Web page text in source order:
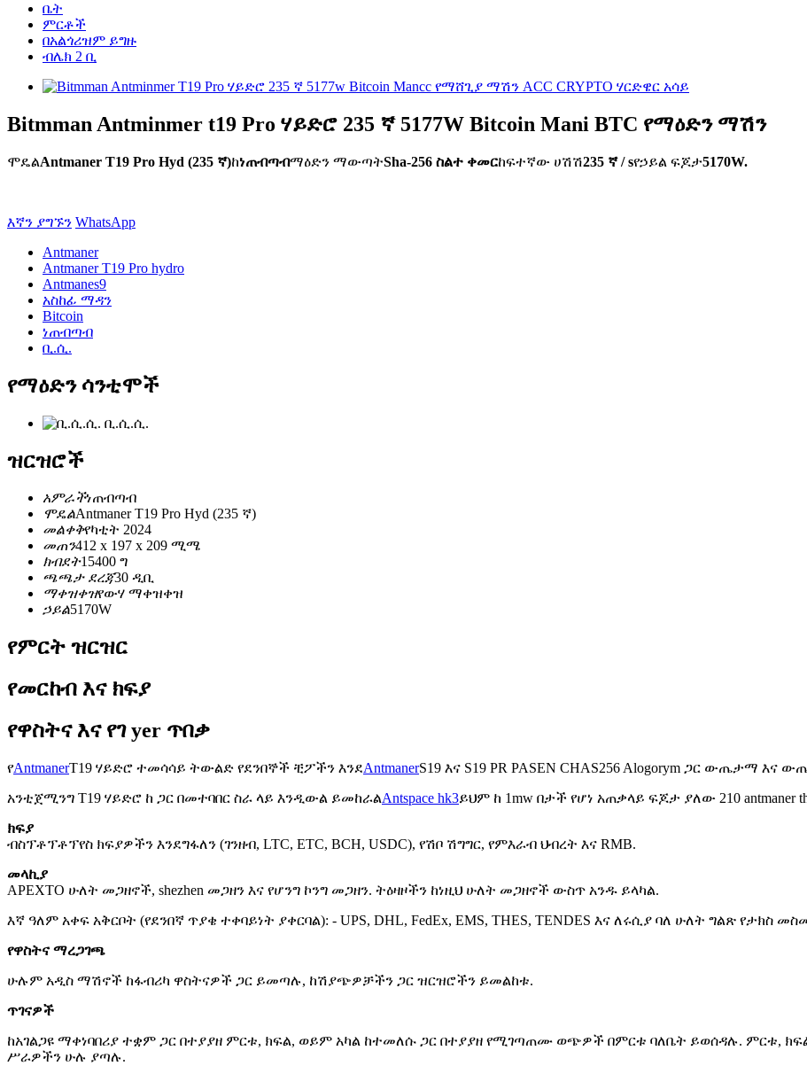
ቤት
ምርቶች
በአልጎሪዝም ይግዙ
ብሌክ 2 ቢ
Bitmman Antminmer t19 Pro ሃይድሮ 235 ኛ 5177W Bitcoin Mani BTC የማዕድን ማሽን
ሞዴልAntmaner T19 Pro Hyd (235 ኛ)ከነጠብጣብማዕድን ማውጣትSha-256 ስልተ ቀመርከፍተኛው ሀሽሽ235 ኛ / sየኃይል ፍጆታ5170W.
እኛን ያግኙን WhatsApp
Antmaner
Antmaner T19 Pro hydro
Antmanes9
አስከፊ ማዳን
Bitcoin
ነጠብጣብ
ቢ.ሲ.
የማዕድን ሳንቲሞች
ቢ.ሲ.ሲ.
ዝርዝሮች
አምራችነጠብጣብ
ሞዴልAntmaner T19 Pro Hyd (235 ኛ)
መልቀቅየካቲት 2024
መጠን412 x 197 x 209 ሚሜ
ክብደት15400 ግ
ጫጫታ ደረጃ30 ዲቢ
ማቀዝቀዝየውሃ ማቀዝቀዝ
ኃይል5170W
የምርት ዝርዝር
የመርከብ እና ክፍያ
የዋስትና እና የገ yer ጥበቃ
የAntmanerT19 ሃይድሮ ተመሳሳይ ትውልድ የደንበኞች ቺፖችን እንደAntmanerS19 እና S19 PR PASEN CHAS256 Alogorym ጋር ውጤታማ
አንቲጀሚንግ T19 ሃይድሮ ከ ጋር በመተባበር ስራ ላይ እንዲውል ይመከራልAntspace hk3ይህም ከ 1mw በታች የሆነ አጠቃላይ ፍጆታ ያለው 210
ክፍያ
ብስፕቶፕቶፕየስ ክፍያዎችን እንደግፋለን (ገንዘብ, LTC, ETC, BCH, USDC), የሽቦ ሽግግር, የምእራብ ህብረት እና RMB.
መላኪያ
APEXTO ሁለት መጋዘኖች, shezhen መጋዘን እና የሆንግ ኮንግ መጋዘን. ትዕዛዞችን ከነዚህ ሁለት መጋዘኖች ውስጥ አንዱ ይላካል.
እኛ ዓለም አቀፍ አቅርቦት (የደንበኛ ጥያቄ ተቀባይነት ያቀርባል): - UPS, DHL, FedEx, EMS, THES, TENDES እና ለሩሲያ ባለ ሁለት ግልጽ የታክስ
የዋስትና ማረጋገጫ
ሁሉም አዲስ ማሽኖች ከፋብሪካ ዋስትናዎች ጋር ይመጣሉ, ከሽያጭዎቻችን ጋር ዝርዝሮችን ይመልከቱ.
ጥገናዎች
ከአገልጋዩ ማቀነባበሪያ ተቋም ጋር በተያያዘ ምርቱ, ክፍል, ወይም አካል ከተመለሱ ጋር በተያያዘ የሚገጣጠሙ ወጭዎች በምርቱ ባለቤት ይወሰዳሉ. ምርቱ,
ሥራዎችን ሁሉ ያጣሉ.